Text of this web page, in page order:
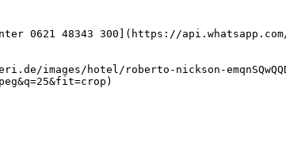
0621 48343 300](https://
hotel/roberto-nickson-